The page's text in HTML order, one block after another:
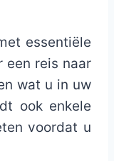
essentiële
een reis naar
wat u in uw
ook enkele
voordat u